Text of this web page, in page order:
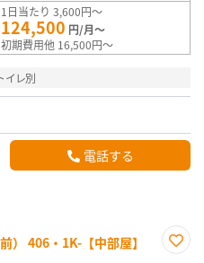
1日当たり 3,600円～
124,500 円/月～
初期費用他 16,500円～
イレ別
電話する
） 406・1K-【中部屋】